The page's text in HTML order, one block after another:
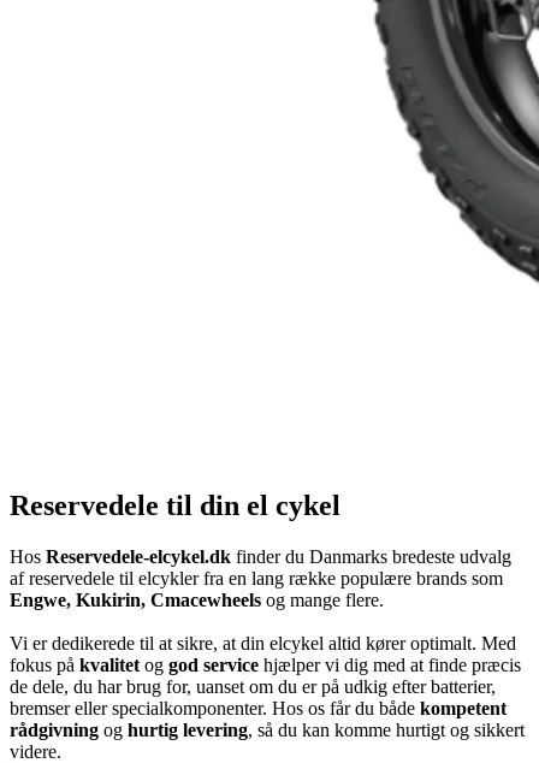
Reservedele til din el cykel
Hos Reservedele-elcykel.dk finder du Danmarks bredeste udvalg
af reservedele til elcykler fra en lang række populære brands som
Engwe, Kukirin, Cmacewheels og mange flere.
Vi er dedikerede til at sikre, at din elcykel altid kører optimalt. Med
fokus på kvalitet og god service hjælper vi dig med at finde præcis
de dele, du har brug for, uanset om du er på udkig efter batterier,
bremser eller specialkomponenter. Hos os får du både kompetent
rådgivning og hurtig levering, så du kan komme hurtigt og sikkert
videre.